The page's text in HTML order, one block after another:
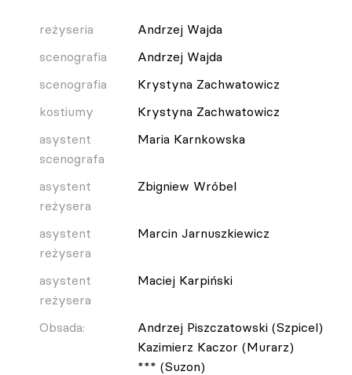
reżyseria
Andrzej Wajda
scenografia
Andrzej Wajda
scenografia
Krystyna Zachwatowicz
kostiumy
Krystyna Zachwatowicz
asystent
scenografa
Maria Karnkowska
asystent
reżysera
Zbigniew Wróbel
asystent
reżysera
Marcin Jarnuszkiewicz
asystent
reżysera
Maciej Karpiński
Obsada:
Andrzej Piszczatowski (Szpicel)
Kazimierz Kaczor (Murarz)
*** (Suzon)